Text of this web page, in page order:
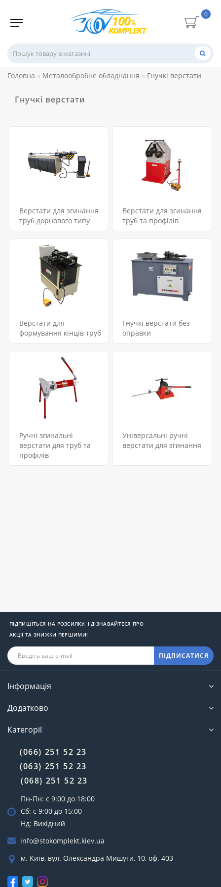
0
Головна Металообробне обладнання Гнучкі верстати
Гнучкі верстати
Верстати для згинання
труб дорнового типу
Верстати для згинання
труб та профілів
Верстати для
формування кінців труб
Гнучкі верстати без
оправки
Ручні згинальні
верстати для труб та
профілів
Універсальні ручні
верстати для згинання
ПІДПИШІТЬСЯ НА РОЗСИЛКУ, І ДІЗНАВАЙТЕСЯ ПРО
АКЦІЇ ТА ЗНИЖКИ ПЕРШИМИ!
ПІДПИСАТИСЯ
Інформація
Додатково
Категорії
(066) 251 52 23
(063) 251 52 23
(068) 251 52 23
Пн-Пн: с 9:00 до 18:00
Сб: с 9:00 до 15:00
Нд: Вихідний
info@stokomplekt.kiev.ua
м. Київ, вул. Олександра Мишуги, 10, оф. 403